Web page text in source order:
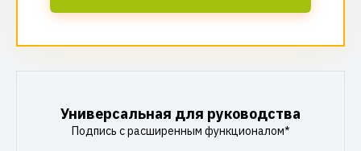
Универсальная для руководства
Подпись с расширенным функционалом*